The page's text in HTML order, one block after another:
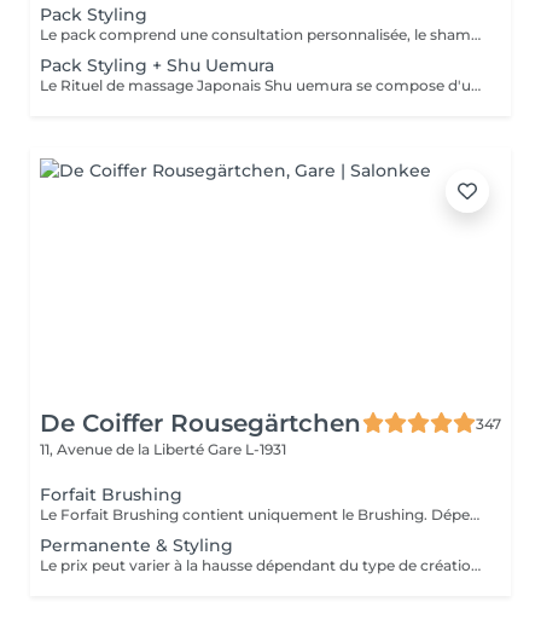
Pack Styling
Le pack comprend une consultation personnalisée, le shampooing et le conditionneur spécifiques REDKEN , le séchage et les produits de styling REDKEN * Tarifs à titre indicatifs à confirmer après la consultation personnalisée établit auprès de votre coiffeur/stylist/spécialiste * La direction se réserve le droit d’apporter des modifications pour le bon fonctionnement du salon
Pack Styling + Shu Uemura
Le Rituel de massage Japonais Shu uemura se compose d'un shampooing et d'un soin d'une durée de 30 minutes pour une relaxation une une réparation intense du cheveu et ensuite le pack styling
De Coiffer Rousegärtchen
347
11, Avenue de la Liberté Gare L-1931
Forfait Brushing
Le Forfait Brushing contient uniquement le Brushing. Dépendant de la longueur des cheveux, le prix peut varier. En cas de questions veuillez appeler au +352 27 70 21 25.
Permanente & Styling
Le prix peut varier à la hausse dépendant du type de création finalement réalisée.